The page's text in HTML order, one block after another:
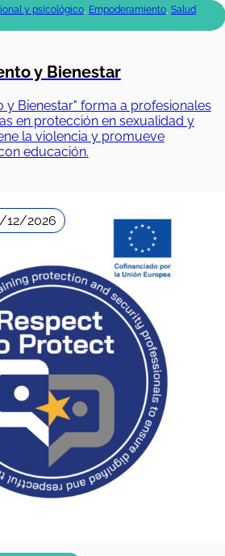
y psicológico, Empoderamiento, Salud
y Bienestar
y Bienestar" forma a profesionales
en protección en sexualidad y
la violencia y promueve
educación.
12/2026